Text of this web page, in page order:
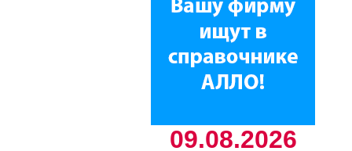
09.08.2026